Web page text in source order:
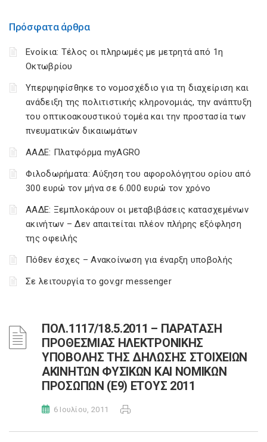
Πρόσφατα άρθρα
Ενοίκια: Τέλος οι πληρωμές με μετρητά από 1η
Οκτωβρίου
Υπερψηφίσθηκε το νομοσχέδιο για τη διαχείριση και
ανάδειξη της πολιτιστικής κληρονομιάς, την ανάπτυξη
του οπτικοακουστικού τομέα και την προστασία των
πνευματικών δικαιωμάτων
ΑΑΔΕ: Πλατφόρμα myAGRO
Φιλοδωρήματα: Αύξηση του αφορολόγητου ορίου από
300 ευρώ τον μήνα σε 6.000 ευρώ τον χρόνο
ΑΑΔΕ: Ξεμπλοκάρουν οι μεταβιβάσεις κατασχεμένων
ακινήτων – Δεν απαιτείται πλέον πλήρης εξόφληση
της οφειλής
Πόθεν έσχες – Ανακοίνωση για έναρξη υποβολής
Σε λειτουργία το gov.gr messenger
ΠΟΛ.1117/18.5.2011 – ΠΑΡΑΤΑΣΗ
ΠΡΟΘΕΣΜΙΑΣ ΗΛΕΚΤΡΟΝΙΚΗΣ
ΥΠΟΒΟΛΗΣ ΤΗΣ ΔΗΛΩΣΗΣ ΣΤΟΙΧΕΙΩΝ
ΑΚΙΝΗΤΩΝ ΦΥΣΙΚΩΝ ΚΑΙ ΝΟΜΙΚΩΝ
ΠΡΟΣΩΠΩΝ (Ε9) ΕΤΟΥΣ 2011
6 Ιουλίου, 2011